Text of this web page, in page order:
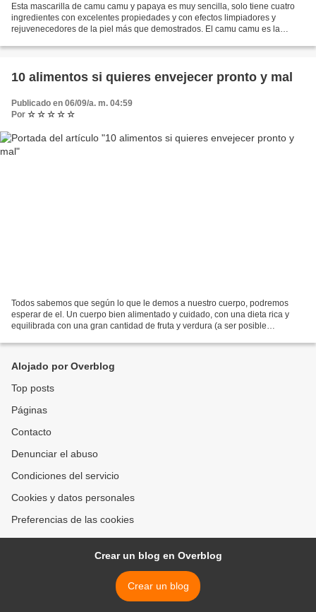
Esta mascarilla de camu camu y papaya es muy sencilla, solo tiene cuatro
ingredientes con excelentes propiedades y con efectos limpiadores y
rejuvenecedores de la piel más que demostrados. El camu camu es la
10 alimentos si quieres envejecer pronto y mal
Publicado en 06/09/a. m. 04:59
Por ☆ ☆ ☆ ☆ ☆
Todos sabemos que según lo que le demos a nuestro cuerpo, podremos
esperar de el. Un cuerpo bien alimentado y cuidado, con una dieta rica y
equilibrada con una gran cantidad de fruta y verdura (a ser posible
Alojado por Overblog
Top posts
Páginas
Contacto
Denunciar el abuso
Condiciones del servicio
Cookies y datos personales
Preferencias de las cookies
Crear un blog en Overblog
Crear un blog